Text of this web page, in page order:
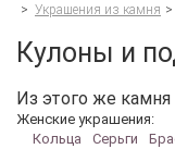
> Украшения из камня >
Кулоны и
Из этого же камня
Женские украшения:
Кольца
Серьги